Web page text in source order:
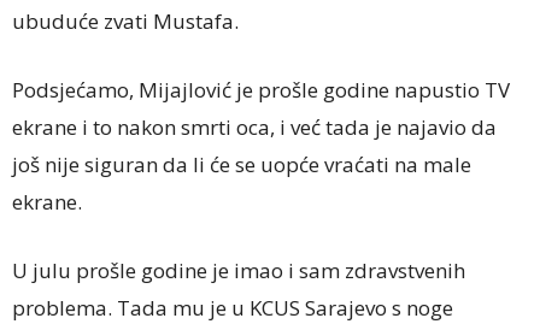
ubuduće zvati Mustafa.
Podsjećamo, Mijajlović je prošle godine napustio TV
ekrane i to nakon smrti oca, i već tada je najavio da
još nije siguran da li će se uopće vraćati na male
ekrane.
U julu prošle godine je imao i sam zdravstvenih
problema. Tada mu je u KCUS Sarajevo s noge